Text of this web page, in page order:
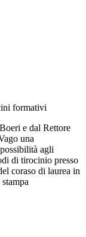
formativi
e dal Rettore
una
agli
di tirocinio presso
coraso di laurea in